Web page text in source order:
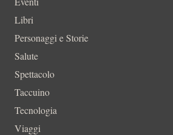
Libri
Personaggi e Storie
Salute
Spettacolo
Taccuino
Tecnologia
Viaggi